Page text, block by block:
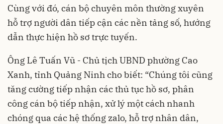
Cùng với đó, cán bộ chuyên môn thường xuyên
hỗ trợ người dân tiếp cận các nền tảng số, hướng
dẫn thực hiện hồ sơ trực tuyến.
Ông Lê Tuấn Vũ - Chủ tịch UBND phường Cao
Xanh, tỉnh Quảng Ninh cho biết: “Chúng tôi cũng
tăng cường tiếp nhận các thủ tục hồ sơ, phân
công cán bộ tiếp nhận, xử lý một cách nhanh
chóng qua các hệ thống zalo, hỗ trợ nhân dân,